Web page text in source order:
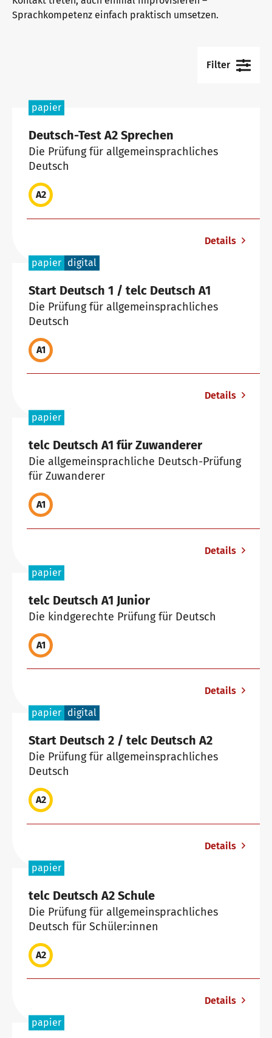
Sprachprüfungen: Support & FAQ
Lehrmaterialien
Deutsch für den Beruf
Deutschlernen mit telc Lehrwerken
Deutsch für die Hochschule
Verlagsprogramm: Support & FAQ
Infopakete
Qualifizierungen: Prüfen und Bewerten
Angebote für Deutschlernende
Inhouse-Veranstaltungen
ZQ BSK
Qualifikationsphasen
Trainingsformate
telc Campus
DaF/DaZ Blog
Training: Support & FAQ
Die Zukunft spricht telc
telc in der Presse
Aktuelles
Karriere
Stellenangebote
Newsletter
Konferenzräume in Bad Homburg
Kontakt
Sprachkompetenz einfach praktisch umsetzen.
Filter
papier
Deutsch-Test A2 Sprechen
Die Prüfung für allgemeinsprachliches
Deutsch
A2
Details
papier digital
Start Deutsch 1 / telc Deutsch A1
Die Prüfung für allgemeinsprachliches
Deutsch
A1
Details
papier
telc Deutsch A1 für Zuwanderer
Die allgemeinsprachliche Deutsch-Prüfung
für Zuwanderer
A1
Details
papier
telc Deutsch A1 Junior
Die kindgerechte Prüfung für Deutsch
A1
Details
papier digital
Start Deutsch 2 / telc Deutsch A2
Die Prüfung für allgemeinsprachliches
Deutsch
A2
Details
papier
telc Deutsch A2 Schule
Die Prüfung für allgemeinsprachliches
Deutsch für Schüler:innen
A2
Details
papier